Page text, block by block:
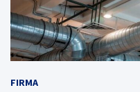
FIRMA